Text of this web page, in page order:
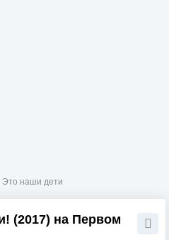
Это наши дети
(2017) на Первом